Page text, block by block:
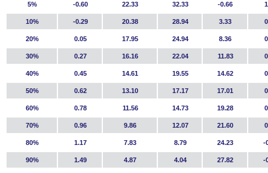
5% -0.60 22.33 32.33 -0.66
10% -0.29 20.38 28.94 3.33
20% 0.05 17.95 24.94 8.36
30% 0.27 16.16 22.04 11.83
40% 0.45 14.61 19.55 14.62
50% 0.62 13.10 17.17 17.01
60% 0.78 11.56 14.73 19.28
70% 0.96 9.86 12.07 21.60
80% 1.17 7.83 8.79 24.23 -
90% 1.49 4.87 4.04 27.82 -